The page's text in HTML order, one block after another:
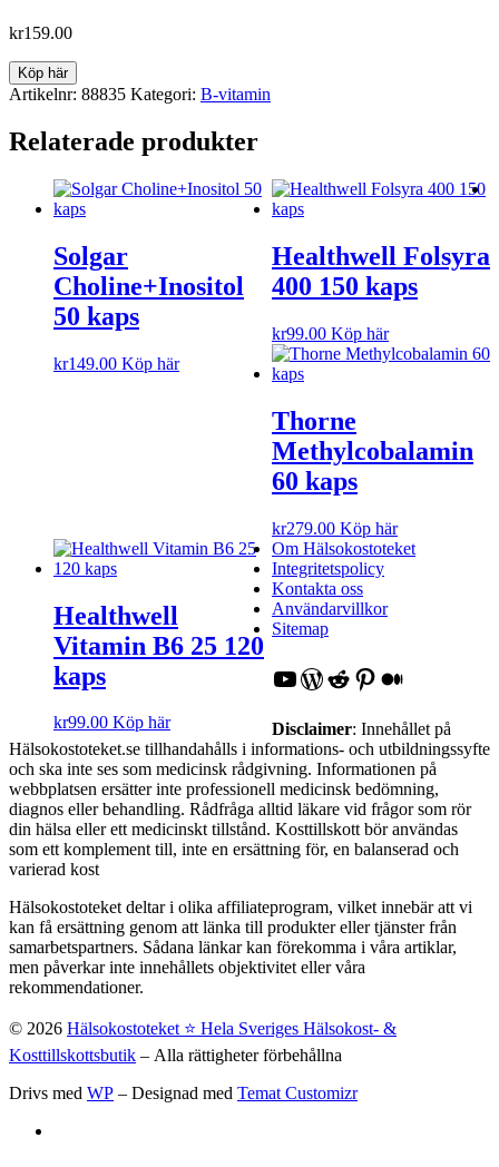
kr159.00
Köp här
Artikelnr: 88835 Kategori: B-vitamin
Relaterade produkter
Solgar
Choline+Inositol
50 kaps
kr149.00 Köp här
Healthwell Folsyra
400 150 kaps
kr99.00 Köp här
Thorne
Methylcobalamin
60 kaps
kr279.00 Köp här
Healthwell
Vitamin B6 25 120
kaps
kr99.00 Köp här
Om Hälsokostoteket
Integritetspolicy
Kontakta oss
Användarvillkor
Sitemap
YouTube
WordPress
Reddit
Pinterest
Medium
Disclaimer: Innehållet på
Hälsokostoteket.se tillhandahålls i informations- och utbildningssyfte
och ska inte ses som medicinsk rådgivning. Informationen på
webbplatsen ersätter inte professionell medicinsk bedömning,
diagnos eller behandling. Rådfråga alltid läkare vid frågor som rör
din hälsa eller ett medicinskt tillstånd. Kosttillskott bör användas
som ett komplement till, inte en ersättning för, en balanserad och
varierad kost
Hälsokostoteket deltar i olika affiliateprogram, vilket innebär att vi
kan få ersättning genom att länka till produkter eller tjänster från
samarbetspartners. Sådana länkar kan förekomma i våra artiklar,
men påverkar inte innehållets objektivitet eller våra
rekommendationer.
© 2026 Hälsokostoteket ⭐️ Hela Sveriges Hälsokost- &
Kosttillskottsbutik – Alla rättigheter förbehållna
Drivs med WP – Designad med Temat Customizr